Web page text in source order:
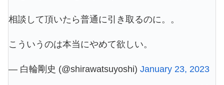
相談して頂いたら普通に引き取るのに。。
こういうのは本当にやめて欲しい。
— 白輪剛史 (@shirawatsuyoshi) January 23, 2023